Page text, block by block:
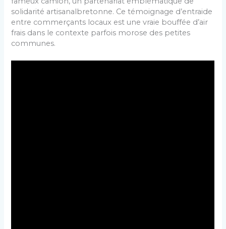
solidarité artisanalbretonne. Ce témoignage d’entraide
entre commerçants locaux est une vraie bouffée d’air
frais dans le contexte parfois morose des petites
communes.